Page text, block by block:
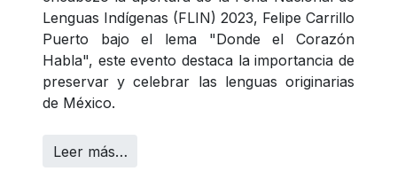
Lenguas Indígenas (FLIN) 2023, Felipe Carrillo
Puerto bajo el lema "Donde el Corazón
Habla", este evento destaca la importancia de
preservar y celebrar las lenguas originarias
de México.
Leer más…